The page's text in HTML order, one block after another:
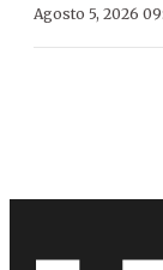
Agosto 5, 2026